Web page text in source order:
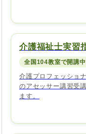
介護福祉士実習
全国104教室で開講中
介護プロフェッショ
のアセッサー講習受
ます。